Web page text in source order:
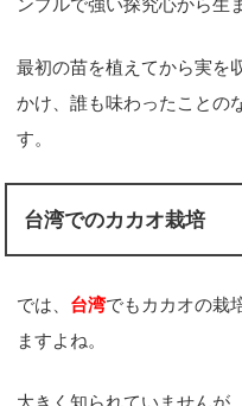
ンプルで強い探究心から生
最初の苗を植えてから実を
かけ、誰も味わったことの
す。
台湾でのカカオ栽培
では、 台湾でもカカオの栽
ますよね。
大きく知られていませんが